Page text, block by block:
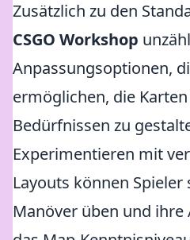
Zusätzlich zu den
CSGO Workshop
Anpassungsoptionen,
ermöglichen, die
Bedürfnissen zu
Experimentieren mit
Layouts können
Manöver üben und ihre